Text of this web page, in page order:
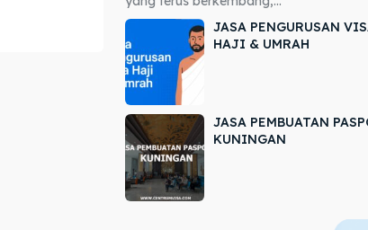
JASA PENGURUSAN
HAJI & UMRAH
JASA PEMBUATAN
KUNINGAN